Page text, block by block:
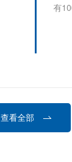
有
查看全部